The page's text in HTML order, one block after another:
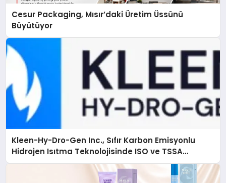
Cesur Packaging, Mısır’daki Üretim Üssünü
Büyütüyor
Kleen-Hy-Dro-Gen Inc., Sıfır Karbon Emisyonlu
Hidrojen Isıtma Teknolojisinde ISO ve TSSA
Düzenleyici Onaylarını Aldı